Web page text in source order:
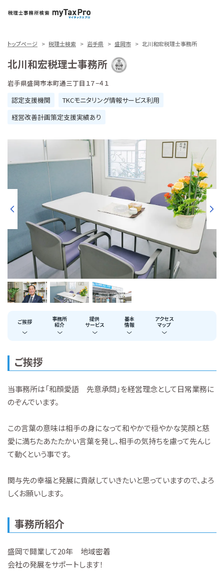
トップページ 税理士検索 岩手県 盛岡市 北川和宏税理士事務所
北川和宏税理士事務所
岩手県盛岡市本町通三丁目１７−４１
認定支援機関
TKCモニタリング情報サービス利用
経営改善計画策定支援実績あり
ご挨拶
事務所
紹介
提供
サービス
基本
情報
アクセス
マップ
ご挨拶
当事務所は「和顔愛語 先意承問」を経営理念として日常業務に
のぞんでいます。
この言葉の意味は相手の身になって和やかで穏やかな笑顔と慈
愛に満ちたあたたかい言葉を発し、相手の気持ちを慮って先んじ
て動くという事です。
関与先の幸福と発展に貢献していきたいと思っていますので、よろ
しくお願いします。
事務所紹介
盛岡で開業して20年 地域密着
会社の発展をサポートします！